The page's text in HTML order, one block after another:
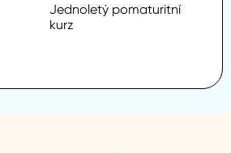
Jednoletý pomaturitní
kurz